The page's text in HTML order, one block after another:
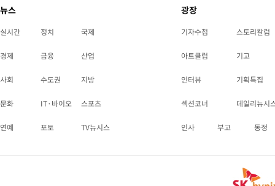
뉴스
실시간 정치 국제
경제 금융 산업
사회 수도권 지방
문화 IT·바이오 스포츠
연예 포토 TV뉴시스
광장
기자수첩 스토리칼럼
아트클럽 기고
인터뷰 기획특집
섹션코너 데일리뉴시
인사 부고 동정